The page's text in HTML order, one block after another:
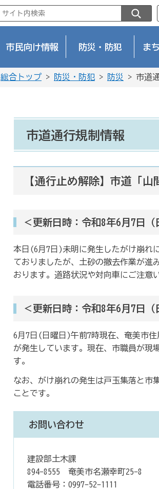
市民向け情報 防災・防犯 ま
総合トップ > 防災・防犯 > 防災 > 市道
市道通行規制情報
【通行止め解除】市道「山
＜更新日時：令和8年6月7日
本日(6月7日)未明に発生したがけ崩れ
ておりましたが、土砂の撤去作業が進
おります。道路状況や対向車にご注意
＜更新日時：令和8年6月7日
6月7日(日曜日)午前7時現在、奄美市
が発生しています。現在、市職員が現
す。
なお、がけ崩れの発生は戸玉集落と市
ことです。
お問い合わせ
建設部土木課
894-8555 奄美市名瀬幸町25-8
電話番号：0997-52-1111